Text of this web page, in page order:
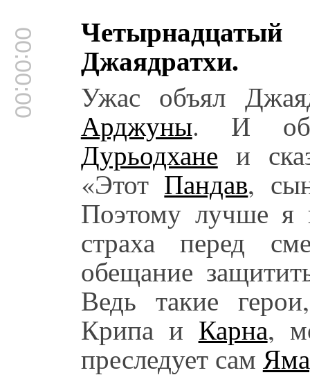
00:00:00 Джаядратхи.
Ужас объял
Арджуны. И
Дурьодхане и
«Этот Пандав,
Поэтому лучше я
страха перед
обещание
Ведь такие
Крипа и Карна,
преследует сам